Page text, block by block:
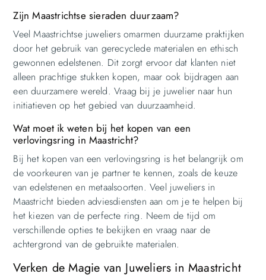
Zijn Maastrichtse sieraden duurzaam?
Veel Maastrichtse juweliers omarmen duurzame praktijken
door het gebruik van gerecyclede materialen en ethisch
gewonnen edelstenen. Dit zorgt ervoor dat klanten niet
alleen prachtige stukken kopen, maar ook bijdragen aan
een duurzamere wereld. Vraag bij je juwelier naar hun
initiatieven op het gebied van duurzaamheid.
Wat moet ik weten bij het kopen van een
verlovingsring in Maastricht?
Bij het kopen van een verlovingsring is het belangrijk om
de voorkeuren van je partner te kennen, zoals de keuze
van edelstenen en metaalsoorten. Veel juweliers in
Maastricht bieden adviesdiensten aan om je te helpen bij
het kiezen van de perfecte ring. Neem de tijd om
verschillende opties te bekijken en vraag naar de
achtergrond van de gebruikte materialen.
Verken de Magie van Juweliers in Maastricht